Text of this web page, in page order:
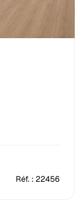
Réf. : 22456